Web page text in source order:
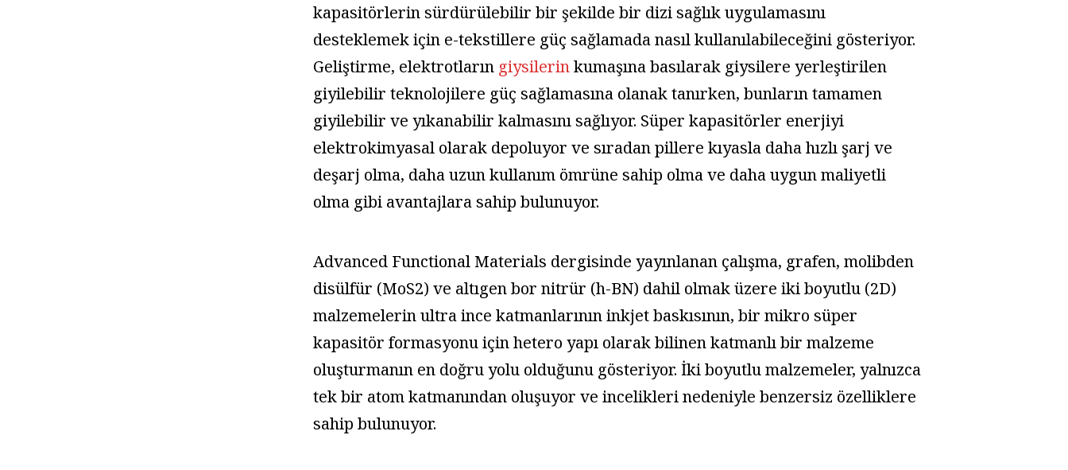
kapasitörlerin sürdürülebilir bir şekilde bir dizi sağlık uygulamasını
desteklemek için e-tekstillere güç sağlamada nasıl kullanılabileceğini gösteriyor.
Geliştirme, elektrotların giysilerinkumaşına basılarak giysilere yerleştirilen
giyilebilir teknolojilere güç sağlamasına olanak tanırken, bunların tamamen
giyilebilir ve yıkanabilir kalmasını sağlıyor. Süper kapasitörler enerjiyi
elektrokimyasal olarak depoluyor ve sıradan pillere kıyasla daha hızlı şarj ve
deşarj olma, daha uzun kullanım ömrüne sahip olma ve daha uygun maliyetli
olma gibi avantajlara sahip bulunuyor.
Advanced Functional Materials dergisinde yayınlanan çalışma, grafen, molibden
disülfür (MoS2) ve altıgen bor nitrür (h-BN) dahil olmak üzere iki boyutlu (2D)
malzemelerin ultra ince katmanlarının inkjet baskısının, bir mikro süper
kapasitör formasyonu için hetero yapı olarak bilinen katmanlı bir malzeme
oluşturmanın en doğru yolu olduğunu gösteriyor. İki boyutlu malzemeler, yalnızca
tek bir atom katmanından oluşuyor ve incelikleri nedeniyle benzersiz özelliklere
sahip bulunuyor.